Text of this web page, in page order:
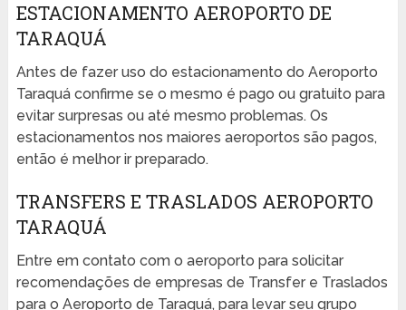
ESTACIONAMENTO AEROPORTO DE
TARAQUÁ
Antes de fazer uso do estacionamento do Aeroporto
Taraquá confirme se o mesmo é pago ou gratuito para
evitar surpresas ou até mesmo problemas. Os
estacionamentos nos maiores aeroportos são pagos,
então é melhor ir preparado.
TRANSFERS E TRASLADOS AEROPORTO
TARAQUÁ
Entre em contato com o aeroporto para solicitar
recomendações de empresas de Transfer e Traslados
para o Aeroporto de Taraquá, para levar seu grupo